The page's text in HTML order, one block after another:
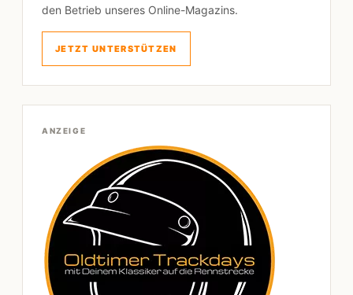
den Betrieb unseres Online-Magazins.
JETZT UNTERSTÜTZEN
ANZEIGE